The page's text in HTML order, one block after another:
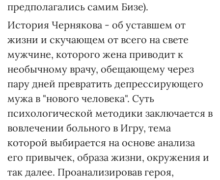
предполагались самим Бизе).
История Чернякова - об уставшем от
жизни и скучающем от всего на свете
мужчине, которого жена приводит к
необычному врачу, обещающему через
пару дней превратить депрессирующего
мужа в "нового человека". Суть
психологической методики заключается в
вовлечении больного в Игру, тема
которой выбирается на основе анализа
его привычек, образа жизни, окружения и
так далее. Проанализировав героя,